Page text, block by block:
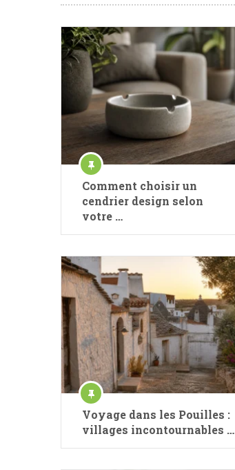
Comment choisir un
cendrier design selon
votre …
Voyage dans les Pouilles :
villages incontournables …